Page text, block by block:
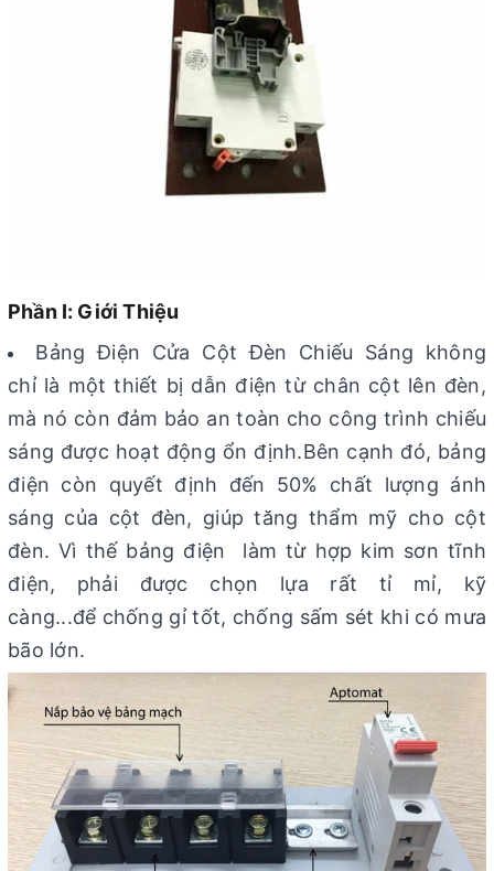
Phần I: Giới Thiệu
Bảng Điện Cửa Cột Đèn Chiếu Sáng không
chỉ là một thiết bị dẫn điện từ chân cột lên đèn,
mà nó còn đảm bảo an toàn cho công trình chiếu
sáng được hoạt động ổn định.Bên cạnh đó, bảng
điện còn quyết định đến 50% chất lượng ánh
sáng của cột đèn, giúp tăng thẩm mỹ cho cột
đèn. Vì thế bảng điện làm từ hợp kim sơn tĩnh
điện, phải được chọn lựa rất tỉ mỉ, kỹ
càng...để chống gỉ tốt, chống sấm sét khi có mưa
bão lớn.